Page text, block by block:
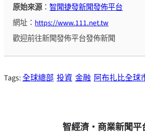
原始來源：智聞捷發新聞發佈平台
網址： https://www.111.net.tw
歡迎前往新聞發佈平台發佈新聞
Tags:全球總部 投資 金融 阿布扎比全球
智經濟・商業新聞平